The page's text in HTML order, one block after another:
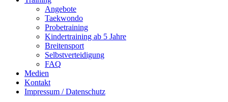
Angebote
Taekwondo
Probetraining
Kindertraining ab 5 Jahre
Breitensport
Selbstverteidigung
FAQ
Medien
Kontakt
Impressum / Datenschutz